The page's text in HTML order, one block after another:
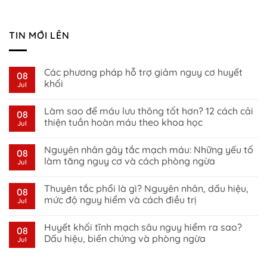
TIN MỚI LÊN
08
Jul
Các phương pháp hỗ trợ giảm nguy cơ huyết
khối
on
Các
phương
trợ
giảm
nguy
khối
08
Jul
Làm sao để máu lưu thông tốt hơn? 12 cách cải
thiện tuần hoàn máu theo khoa học
on
Làm
sao
lưu
thông
tốt
cách
cải
thiện
08
Jul
Nguyên nhân gây tắc mạch máu: Những yếu tố
làm tăng nguy cơ và cách phòng ngừa
on
Nguyên
nhân
mạch
máu:
Những
08
Jul
Thuyên tắc phổi là gì? Nguyên nhân, dấu hiệu,
mức độ nguy hiểm và cách điều trị
on
Thuyên
tắc
08
Jul
Huyết khối tĩnh mạch sâu nguy hiểm ra sao?
Dấu hiệu, biến chứng và phòng ngừa